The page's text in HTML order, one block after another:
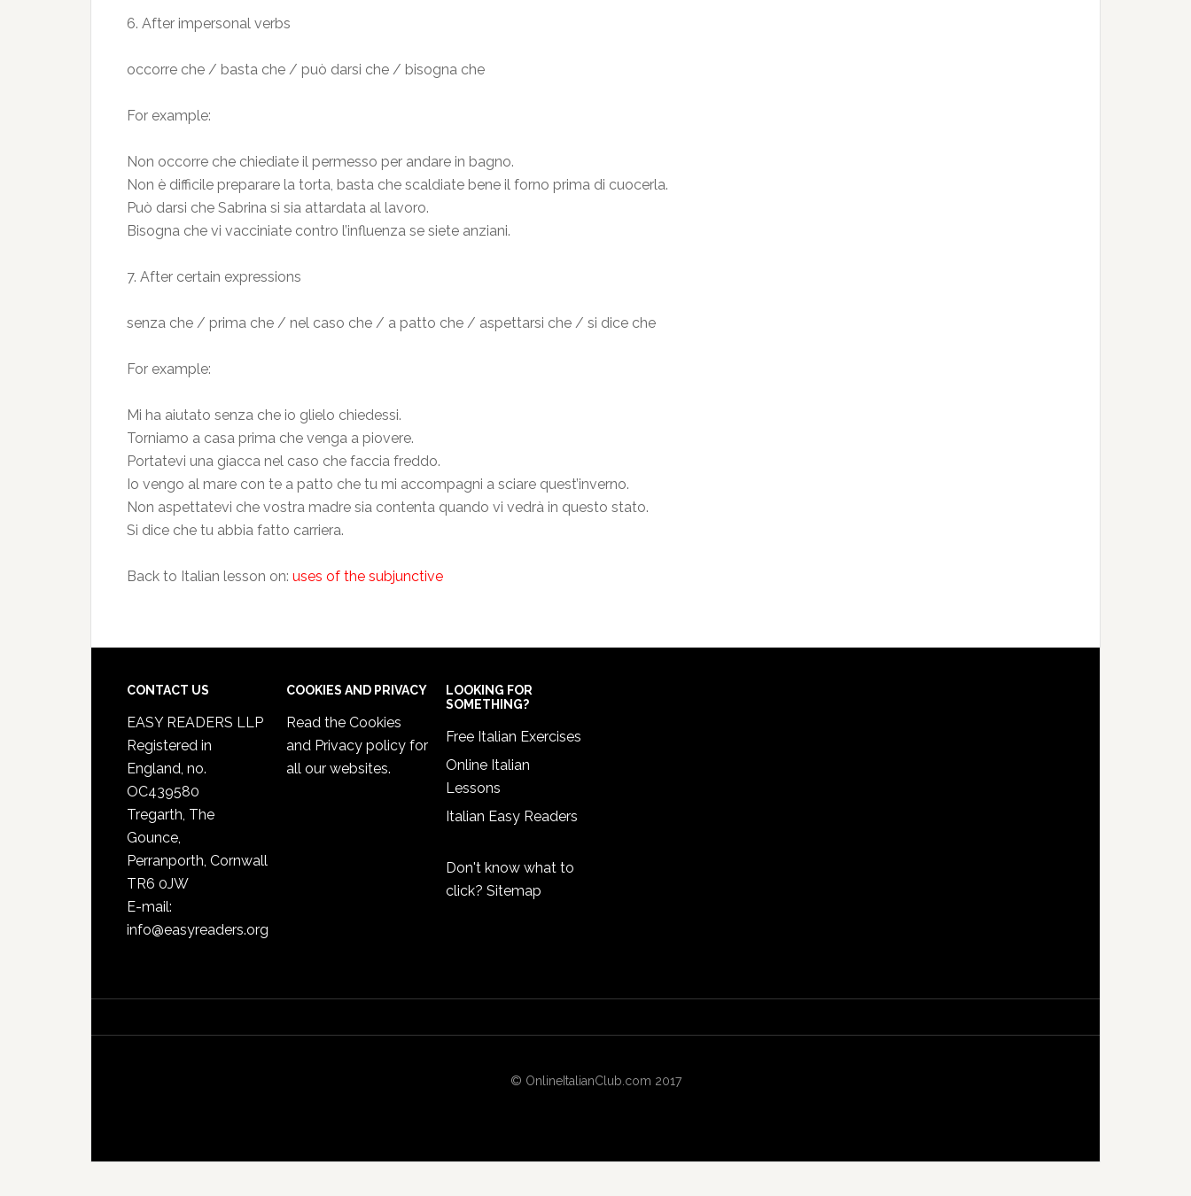
6. After impersonal verbs
occorre che / basta che / può darsi che / bisogna che
For example:
Non occorre che chiediate il permesso per andare in bagno.
Non è difficile preparare la torta, basta che scaldiate bene il forno prima di cuocerla.
Può darsi che Sabrina si sia attardata al lavoro.
Bisogna che vi vacciniate contro l’influenza se siete anziani.
7. After certain expressions
senza che / prima che / nel caso che / a patto che / aspettarsi che / si dice che
For example:
Mi ha aiutato senza che io glielo chiedessi.
Torniamo a casa prima che venga a piovere.
Portatevi una giacca nel caso che faccia freddo.
Io vengo al mare con te a patto che tu mi accompagni a sciare quest’inverno.
Non aspettatevi che vostra madre sia contenta quando vi vedrà in questo stato.
Si dice che tu abbia fatto carriera.
Back to Italian lesson on: uses of the subjunctive
CONTACT US
EASY READERS LLP
Registered in
England, no.
OC439580
Tregarth, The
Gounce,
Perranporth, Cornwall
TR6 0JW
E-mail:
info@easyreaders.org
COOKIES AND PRIVACY
Read the Cookies
and Privacy policy for
all our websites.
LOOKING FOR
SOMETHING?
Free Italian Exercises
Online Italian
Lessons
Italian Easy Readers
Don't know what to
click? Sitemap
© OnlineItalianClub.com 2017